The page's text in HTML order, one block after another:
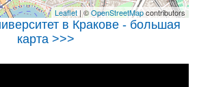
Leaflet | ©OpenStreetMapcontributors
в Кракове - большая
карта >>>